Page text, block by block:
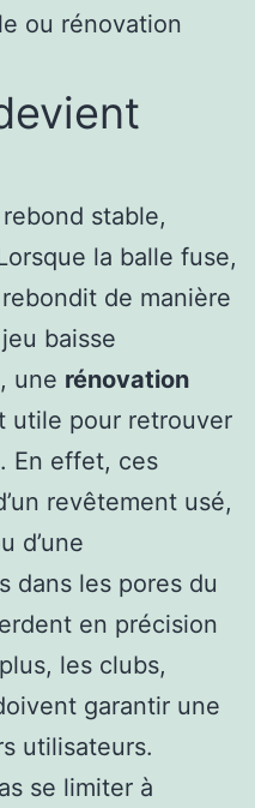
ou rénovation
stable,
la balle fuse,
de manière
baisse
une rénovation
utile pour retrouver
En effet, ces
revêtement usé,
d’une
dans les pores du
en précision
les clubs,
garantir une
utilisateurs.
se limiter à